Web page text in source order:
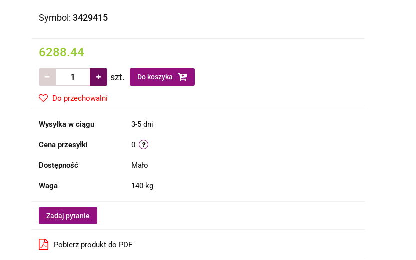
Symbol: 3429415
6288.44
szt. Do koszyka
Do przechowalni
Wysyłka w ciągu 3-5 dni
Cena przesyłki 0
Dostępność Mało
Waga 140 kg
Zadaj pytanie
Pobierz produkt do PDF